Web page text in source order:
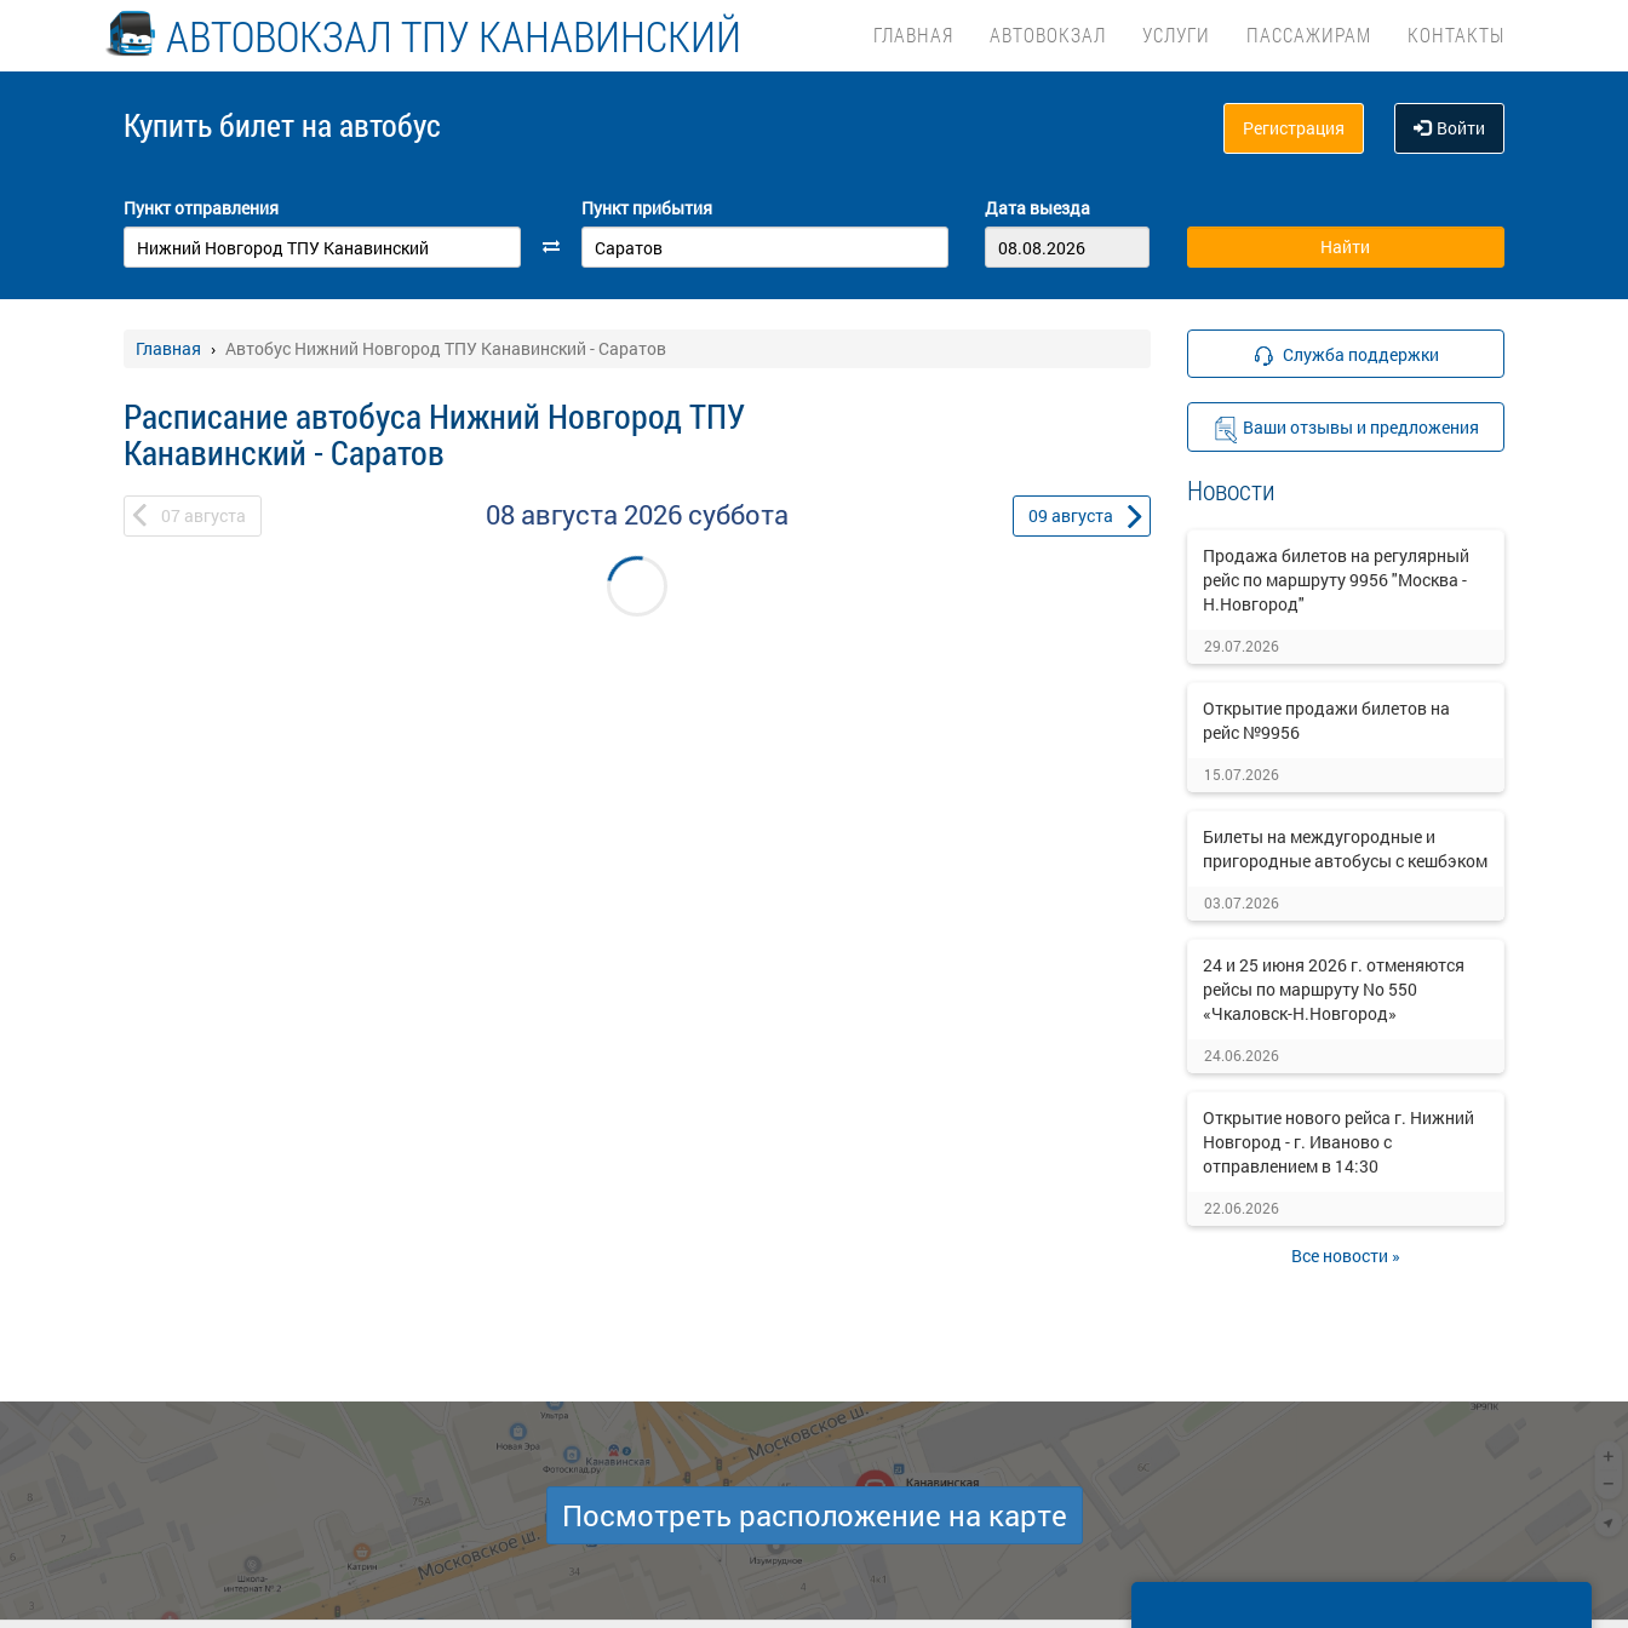
АВТОВОКЗАЛ ТПУ КАНАВИНСКИЙ ГЛАВНАЯ АВТОВОКЗАЛ УСЛУГИ ПАССАЖИРАМ КОНТАКТЫ
Купить билет на автобус Регистрация Войти
Пункт отправления Пункт прибытия Дата выезда
Главная Автобус Нижний Новгород ТПУ Канавинский - Саратов
Расписание автобуса Нижний Новгород ТПУ
Канавинский - Саратов
07 августа 08 августа 2026 суббота 09 августа
Служба поддержки
Ваши отзывы и предложения
Новости
Продажа билетов на регулярный
рейс по маршруту 9956 "Москва -
Н.Новгород"
29.07.2026
Открытие продажи билетов на
рейс №9956
15.07.2026
Билеты на междугородные и
пригородные автобусы с кешбэком
03.07.2026
24 и 25 июня 2026 г. отменяются
рейсы по маршруту No 550
«Чкаловск-Н.Новгород»
24.06.2026
Открытие нового рейса г. Нижний
Новгород - г. Иваново с
отправлением в 14:30
22.06.2026
Все новости »
Посмотреть расположение на карте